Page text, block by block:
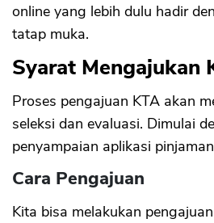
online yang lebih dulu hadir
tatap muka.
Syarat Mengajukan
Proses pengajuan KTA akan
seleksi dan evaluasi. Dimulai
penyampaian aplikasi
Cara Pengajuan
Kita bisa melakukan